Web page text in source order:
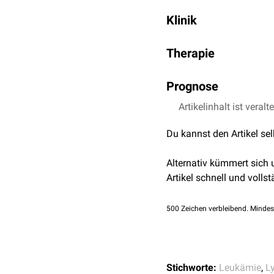
bei etwa 1:1.500 liegt.
Klinik
Vorhandensein von
Verlauf kann
Therapie
Leukämie wird meist mit
sind u.a.
Prognose
Die Prognose ist
Artikelinhalt ist
Du kannst den Artikel
Alternativ kümmert sich
Artikel schnell und
500 Zeichen verbleibend.
Stichworte: Leukämie,